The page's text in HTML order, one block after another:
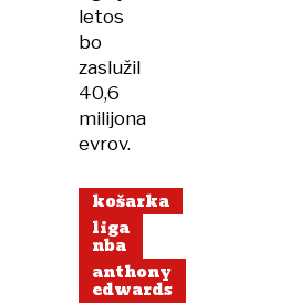
letos
bo
zaslužil
40,6
milijona
evrov.
košarka
liga
nba
anthony
edwards